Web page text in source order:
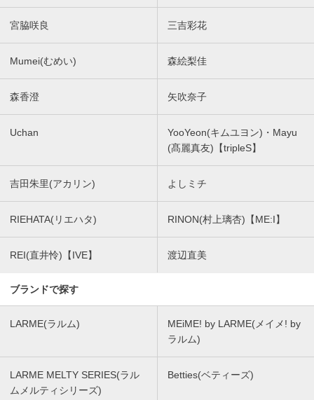
宮脇咲良 三吉彩花
Mumei(むめい) 森絵梨佳
森香澄 矢吹奈子
Uchan
YooYeon(キムユヨン)・Mayu
(髙麗真友)【tripleS】
吉田朱里(アカリン) よしミチ
RIEHATA(リエハタ) RINON(村上璃杏)【ME:I】
REI(直井怜)【IVE】 渡辺直美
ブランドで探す
LARME(ラルム)
MEiME! by LARME(メイメ! by
ラルム)
LARME MELTY SERIES(ラル
ムメルティシリーズ)
Betties(ベティーズ)